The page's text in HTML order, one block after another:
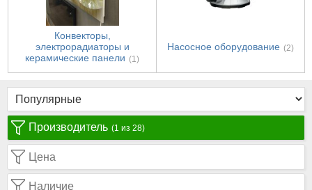
Конвекторы,
электрорадиаторы и
керамические панели (1)
Насосное оборудование (2)
Производитель (1 из 28)
Цена
Наличие